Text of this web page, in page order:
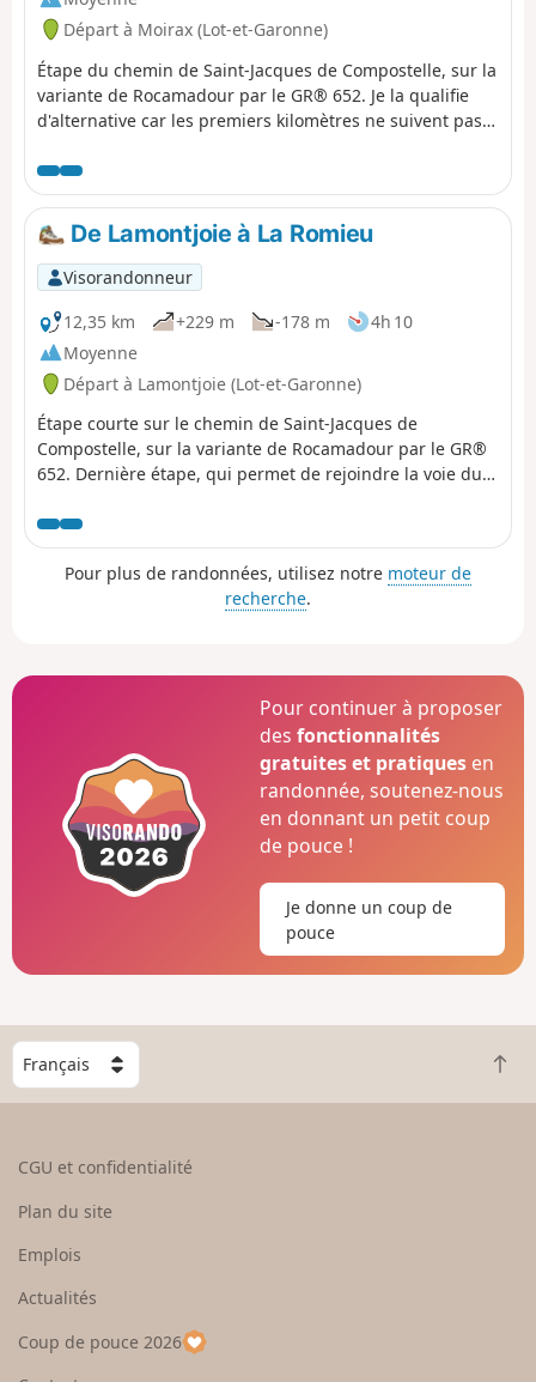
Départ à Moirax (Lot-et-Garonne)
Étape du chemin de Saint-Jacques de Compostelle, sur la
variante de Rocamadour par le GR® 652. Je la qualifie
d'alternative car les premiers kilomètres ne suivent pas
mais évitant une partie des chemins difficilement
praticables de ce mois de mai 2024.
De Lamontjoie à La Romieu
Visorandonneur
12,35 km
+229 m -178 m
4h 10
Moyenne
Départ à Lamontjoie (Lot-et-Garonne)
Étape courte sur le chemin de Saint-Jacques de
Compostelle, sur la variante de Rocamadour par le GR®
652. Dernière étape, qui permet de rejoindre la voie du
Pour plus de randonnées, utilisez notre moteur de
recherche.
Pour continuer à proposer
desfonctionnalités
gratuites et pratiques en
randonnée, soutenez-nous
en donnant un petit coup
de pouce !
Je donne un coup de
pouce
C
o
e
u
p
R
e
CGU et confidentialité
Plan du site
Emplois
Actualités
Coup de pouce 2026